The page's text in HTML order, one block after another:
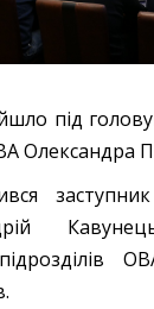
під
Олександра